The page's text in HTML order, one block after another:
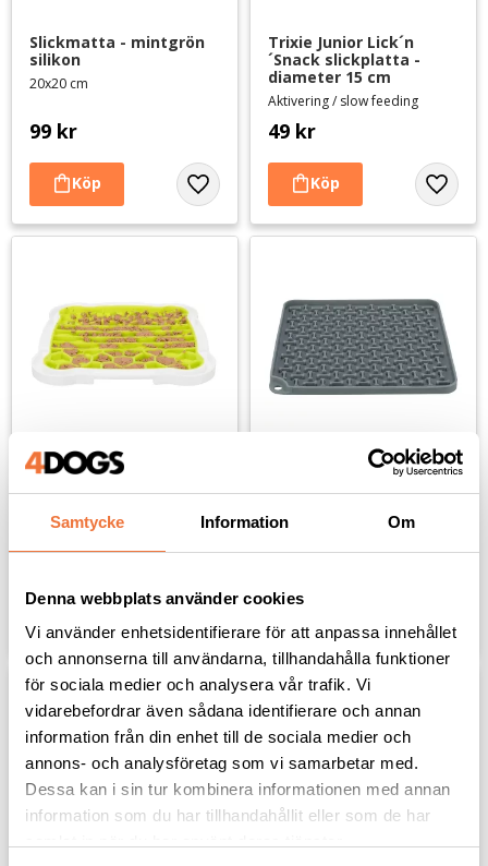
Samtycke Information Om
Denna webbplats använder cookies
Vi använder enhetsidentifierare för att anpassa innehållet
och annonserna till användarna, tillhandahålla funktioner
för sociala medier och analysera vår trafik. Vi
vidarebefordrar även sådana identifierare och annan
information från din enhet till de sociala medier och
annons- och analysföretag som vi samarbetar med.
Dessa kan i sin tur kombinera informationen med annan
information som du har tillhandahållit eller som de har
Slickmatta - mintgrön
silikon
20x20 cm
99 kr
Lägg till i favoriter
Trixie Junior Lick´n
´Snack slickplatta -
diameter 15 cm
Aktivering / slow feeding
49 kr
Lägg
20x20 cm
129kr
Lägg till i favoriter
20x20 cm
149kr
Lägg